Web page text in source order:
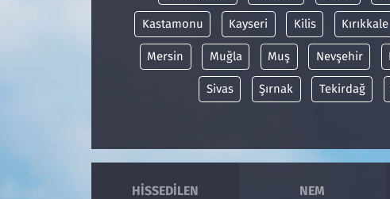
Kastamonu Kayseri Kilis Kırıkkale
Mersin Muğla Muş Nevşehir
Sivas Şırnak Tekirdağ
HISSEDILEN NEM